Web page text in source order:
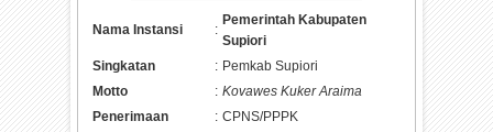
Nama Instansi :
Pemerintah Kabupaten
Supiori
Singkatan
: Pemkab Supiori
Motto
: Kovawes Kuker Araima
Penerimaan
: CPNS/PPPK